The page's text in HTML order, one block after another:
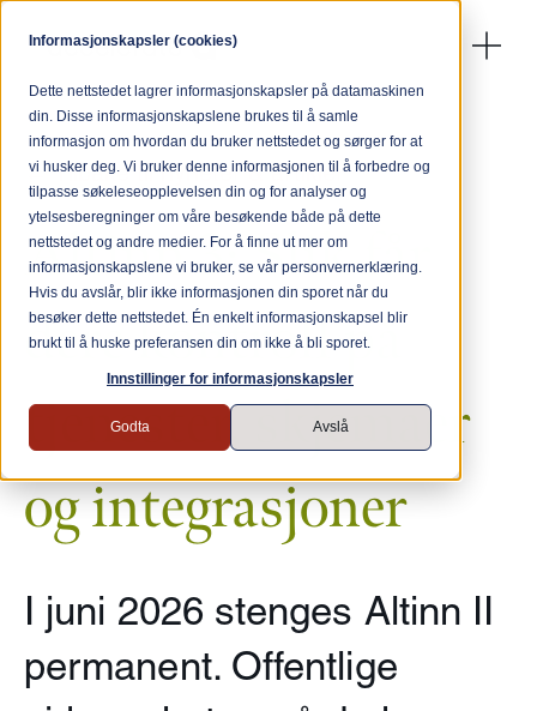
Informasjonskapsler (cookies)
Dette nettstedet lagrer informasjonskapsler på datamaskinen
din. Disse informasjonskapslene brukes til å samle
informasjon om hvordan du bruker nettstedet og sørger for at
vi husker deg. Vi bruker denne informasjonen til å forbedre og
tilpasse søkeleseopplevelsen din og for analyser og
ytelsesberegninger om våre besøkende både på dette
nettstedet og andre medier. For å finne ut mer om
informasjonskapslene vi bruker, se vår personvernerklæring.
Hvis du avslår, blir ikke informasjonen din sporet når du
besøker dette nettstedet. Én enkelt informasjonskapsel blir
brukt til å huske preferansen din om ikke å bli sporet.
Innstillinger for informasjonskapsler
Godta Avslå
← Tilbake til nyheter & artikler
Altinn 3: Slik får
dere kontroll på
tjenester, skjemaer
og integrasjoner
I juni 2026 stenges Altinn II
permanent. Offentlige